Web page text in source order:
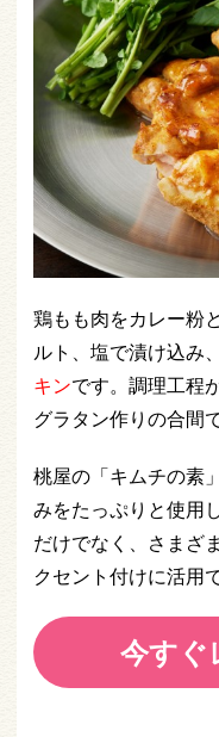
鶏もも肉をカレー粉と
ルト、塩で漬け込み
キンです。調理工程
グラタン作りの合間
桃屋の「キムチの素
みをたっぷりと使用
だけでなく、さまざ
クセント付けに活用
今すぐ